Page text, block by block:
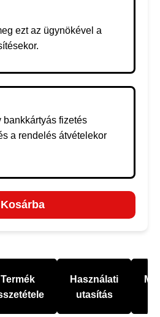
ezt az ügynökével a
bankkártyás fizetés
a rendelés átvételekor
Kosárba
Termék
Használati
utasítás